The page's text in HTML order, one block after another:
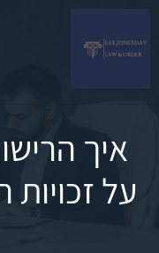
איך
על זכויות